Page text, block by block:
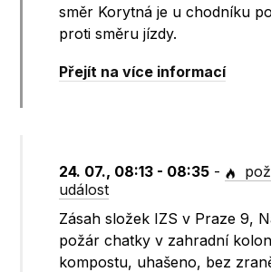
směr Korytná je u chodníku
proti směru jízdy.
Přejít na více informací
24. 07., 08:13 - 08:35 -
událost
Zásah složek IZS v Praze 9,
požár chatky v zahradní
kompostu, uhašeno, bez